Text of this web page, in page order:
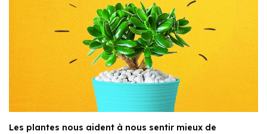
Les plantes nous aident à nous sentir mieux de